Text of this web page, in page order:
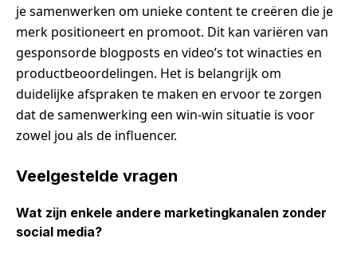
je samenwerken om unieke content te creëren die je
merk positioneert en promoot. Dit kan variëren van
gesponsorde blogposts en video’s tot winacties en
productbeoordelingen. Het is belangrijk om
duidelijke afspraken te maken en ervoor te zorgen
dat de samenwerking een win-win situatie is voor
zowel jou als de influencer.
Veelgestelde vragen
Wat zijn enkele andere marketingkanalen zonder
social media?